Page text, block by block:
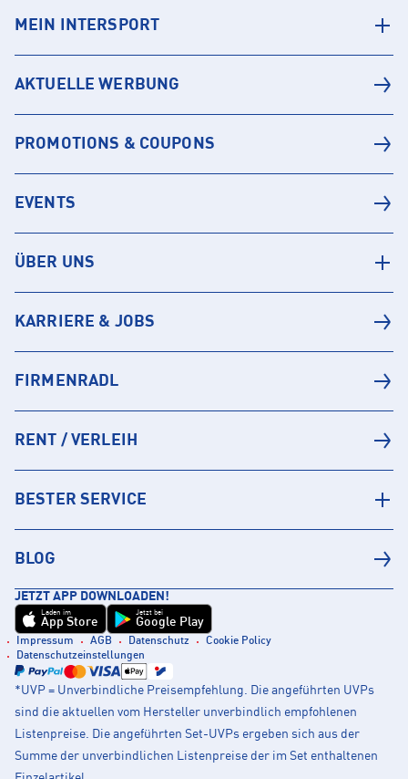
MEIN INTERSPORT
AKTUELLE WERBUNG
PROMOTIONS & COUPONS
EVENTS
ÜBER UNS
KARRIERE & JOBS
FIRMENRADL
RENT / VERLEIH
BESTER SERVICE
BLOG
JETZT APP DOWNLOADEN!
Laden im
App Store
Jetzt bei
Google Play
Impressum AGB Datenschutz
Cookie Policy
Datenschutzeinstellungen
*UVP = Unverbindliche Preisempfehlung. Die angeführten UVPs
sind die aktuellen vom Hersteller unverbindlich empfohlenen
Listenpreise. Die angeführten Set-UVPs ergeben sich aus der
Summe der unverbindlichen Listenpreise der im Set enthaltenen